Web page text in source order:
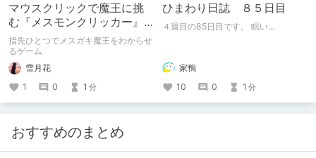
マウスクリックで魔王に挑
む『メスモンクリッカー』
体験版プレイしてみた
指先ひとつでメスガキ魔王をわからせ
るゲーム
雪月花
1
0 1 分
ひまわり日誌 ８５日目
４週目の85日目です。 眠い...
家鴨
10
0 1 分
おすすめのまとめ